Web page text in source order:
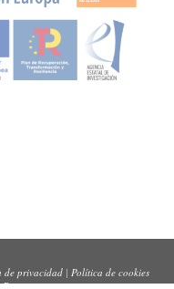
de privacidad| Política de cookies
Pynso